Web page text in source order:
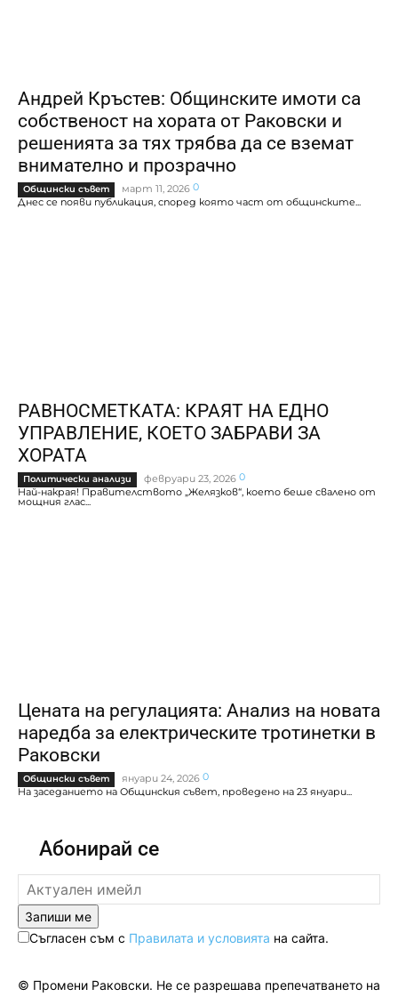
Андрей Кръстев: Общинските имоти са
собственост на хората от Раковски и
решенията за тях трябва да се вземат
внимателно и прозрачно
Общински съвет март 11, 2026 0
Днес се появи публикация, според която част от общинските...
РАВНОСМЕТКАТА: КРАЯТ НА ЕДНО
УПРАВЛЕНИЕ, КОЕТО ЗАБРАВИ ЗА
ХОРАТА
Политически анализи февруари 23, 2026 0
Най-накрая! Правителството „Желязков“, което беше свалено от
мощния глас...
Цената на регулацията: Анализ на новата
наредба за електрическите тротинетки в
Раковски
Общински съвет януари 24, 2026 0
На заседанието на Общинския съвет, проведено на 23 януари...
Абонирай се
Запиши ме
Съгласен съм с Правилата и условията на сайта.
© Промени Раковски. Не се разрешава препечатването на